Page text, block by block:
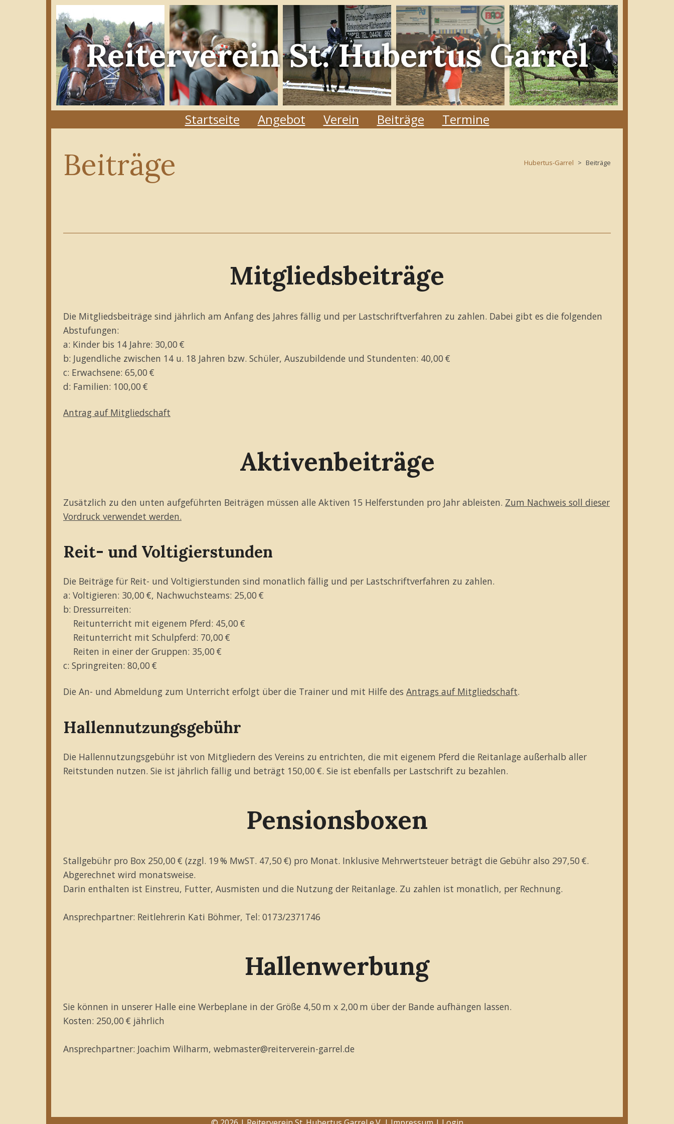
ReitervereinSt. Hubertus Garrel
Startseite Angebot Verein Beiträge Termine
Beiträge Hubertus-Garrel Beiträge
Mitgliedsbeiträge
Die Mitgliedsbeiträge sind jährlich am Anfang des Jahres fällig und per Lastschriftverfahren zu zahlen. Dabei gibt es die folgenden
Abstufungen:
a: Kinder bis 14 Jahre: 30,00 €
b: Jugendliche zwischen 14 u. 18 Jahren bzw. Schüler, Auszubildende und Stundenten: 40,00 €
c: Erwachsene: 65,00 €
d: Familien: 100,00 €
Antrag auf Mitgliedschaft
Aktivenbeiträge
Zusätzlich zu den unten aufgeführten Beiträgen müssen alle Aktiven 15 Helferstunden pro Jahr ableisten. Zum Nachweis soll dieser
Vordruck verwendet werden.
Reit- und Voltigierstunden
Die Beiträge für Reit- und Voltigierstunden sind monatlich fällig und per Lastschriftverfahren zu zahlen.
a: Voltigieren: 30,00 €, Nachwuchsteams: 25,00 €
b: Dressurreiten:
Reitunterricht mit eigenem Pferd: 45,00 €
Reitunterricht mit Schulpferd: 70,00 €
Reiten in einer der Gruppen: 35,00 €
c: Springreiten: 80,00 €
Die An- und Abmeldung zum Unterricht erfolgt über die Trainer und mit Hilfe des Antrags auf Mitgliedschaft.
Hallennutzungsgebühr
Die Hallennutzungsgebühr ist von Mitgliedern des Vereins zu entrichten, die mit eigenem Pferd die Reitanlage außerhalb aller
Reitstunden nutzen. Sie ist jährlich fällig und beträgt 150,00 €. Sie ist ebenfalls per Lastschrift zu bezahlen.
Pensionsboxen
Stallgebühr pro Box 250,00 € (zzgl. 19 % MwST. 47,50 €) pro Monat. Inklusive Mehrwertsteuer beträgt die Gebühr also 297,50 €.
Abgerechnet wird monatsweise.
Darin enthalten ist Einstreu, Futter, Ausmisten und die Nutzung der Reitanlage. Zu zahlen ist monatlich, per Rechnung.
Ansprechpartner: Reitlehrerin Kati Böhmer, Tel: 0173/2371746
Hallenwerbung
Sie können in unserer Halle eine Werbeplane in der Größe 4,50 m x 2,00 m über der Bande aufhängen lassen.
Kosten: 250,00 € jährlich
Ansprechpartner: Joachim Wilharm, webmaster@reiterverein-garrel.de